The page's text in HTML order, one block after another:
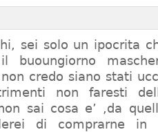
sei solo un ipocrita
buoungiorno
credo siano stati
non faresti
sai cosa e’ ,da
di comprarne in